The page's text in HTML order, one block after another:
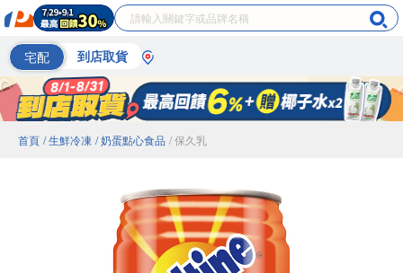
宅配 到店取貨
首頁 / 生鮮冷凍 / 奶蛋點心食品 / 保久乳